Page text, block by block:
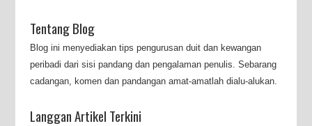
Tentang Blog
Blog ini menyediakan tips pengurusan duit dan kewangan
peribadi dari sisi pandang dan pengalaman penulis. Sebarang
cadangan, komen dan pandangan amat-amatlah dialu-alukan.
Langgan Artikel Terkini